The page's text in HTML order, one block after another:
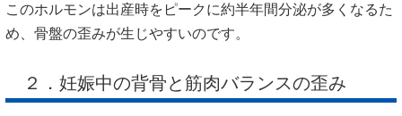
このホルモンは出産時をピークに約半年間分泌が多くなるた
め、骨盤の歪みが生じやすいのです。
２．妊娠中の背骨と筋肉バランスの歪み